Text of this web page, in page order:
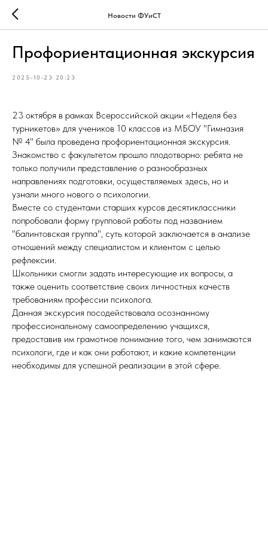
Новости ФУиСТ
Профориентационная экскурсия
2025-10-23 20:23
23 октября в рамках Всероссийской акции «Неделя без
турникетов» для учеников 10 классов из МБОУ "Гимназия
№ 4" была проведена профориентационная экскурсия.
Знакомство с факультетом прошло плодотворно: ребята не
только получили представление о разнообразных
направлениях подготовки, осуществляемых здесь, но и
узнали много нового о психологии.
Вместе со студентами старших курсов десятиклассники
попробовали форму групповой работы под названием
"балинтовская группа", суть которой заключается в анализе
отношений между специалистом и клиентом с целью
рефлексии.
Школьники смогли задать интересующие их вопросы, а
также оценить соответствие своих личностных качеств
требованиям профессии психолога.
Данная экскурсия посодействовала осознанному
профессиональному самоопределению учащихся,
предоставив им грамотное понимание того, чем занимаются
психологи, где и как они работают, и какие компетенции
необходимы для успешной реализации в этой сфере.